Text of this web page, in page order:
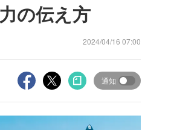
の伝え方
2024/04/16 07:00
通知